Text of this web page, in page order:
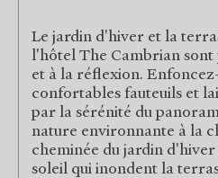
Le jardin d'hiver et la
l'hôtel The Cambrian sont
et à la réflexion.
confortables fauteuils et
par la sérénité du
nature environnante à la
cheminée du jardin d'hiver
soleil qui inondent la